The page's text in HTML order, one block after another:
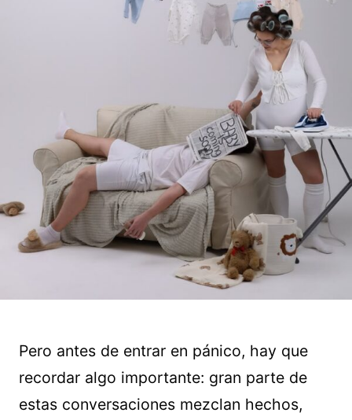
Pero antes de entrar en pánico, hay que
recordar algo importante: gran parte de
estas conversaciones mezclan hechos,